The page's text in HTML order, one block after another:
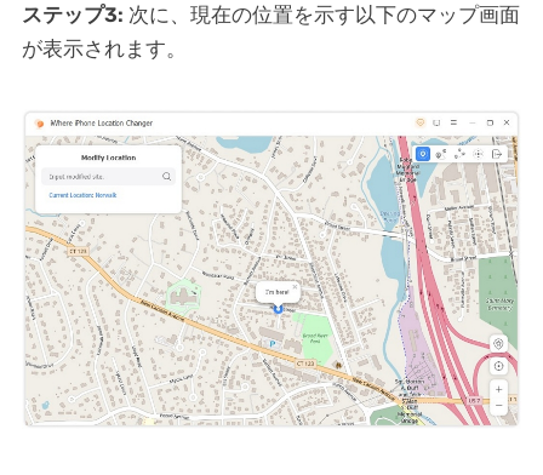
ステップ3: 次に、現在の位置を示す以下のマップ画面
が表示されます。